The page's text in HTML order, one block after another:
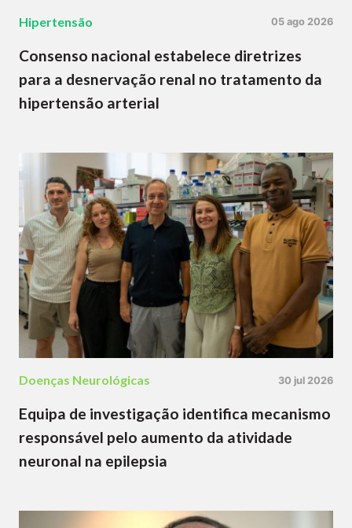
Hipertensão 05 ago 2026
Consenso nacional estabelece diretrizes
para a desnervação renal no tratamento da
hipertensão arterial
Doenças Neurológicas 30 jul 2026
Equipa de investigação identifica mecanismo
responsável pelo aumento da atividade
neuronal na epilepsia